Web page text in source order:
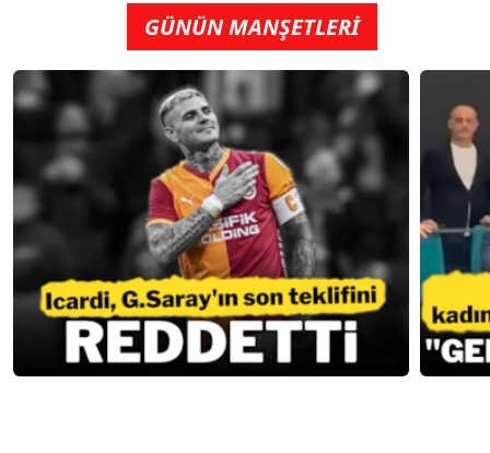
GÜNÜN MANŞETLERİ